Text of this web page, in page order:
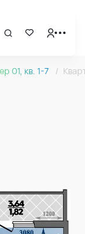
3, этаж 6,№312
№312
01, кв. 1-7